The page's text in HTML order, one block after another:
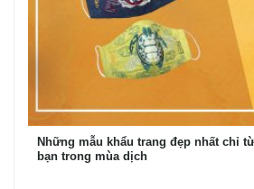
Những mẫu khẩu trang đẹp nhất chỉ
bạn trong mùa dịch